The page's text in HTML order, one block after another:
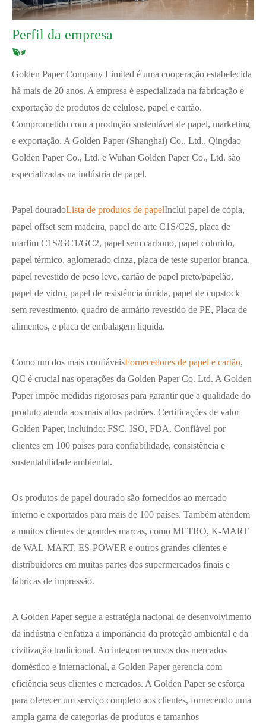
Perfil da empresa
Golden Paper Company Limited é uma cooperação estabelecida
há mais de 20 anos. A empresa é especializada na fabricação e
exportação de produtos de celulose, papel e cartão.
Comprometido com a produção sustentável de papel, marketing
e exportação. A Golden Paper (Shanghai) Co., Ltd., Qingdao
Golden Paper Co., Ltd. e Wuhan Golden Paper Co., Ltd. são
especializadas na indústria de papel.
Papel douradoLista de produtos de papelInclui papel de cópia,
papel offset sem madeira, papel de arte C1S/C2S, placa de
marfim C1S/GC1/GC2, papel sem carbono, papel colorido,
papel térmico, aglomerado cinza, placa de teste superior branca,
papel revestido de peso leve, cartão de papel preto/papelão,
papel de vidro, papel de resistência úmida, papel de cupstock
sem revestimento, quadro de armário revestido de PE, Placa de
alimentos, e placa de embalagem líquida.
Como um dos mais confiáveisFornecedores de papel e cartão,
QC é crucial nas operações da Golden Paper Co. Ltd. A Golden
Paper impõe medidas rigorosas para garantir que a qualidade do
produto atenda aos mais altos padrões. Certificações de valor
Golden Paper, incluindo: FSC, ISO, FDA. Confiável por
clientes em 100 países para confiabilidade, consistência e
sustentabilidade ambiental.
Os produtos de papel dourado são fornecidos ao mercado
interno e exportados para mais de 100 países. Também atendem
a muitos clientes de grandes marcas, como METRO, K-MART
de WAL-MART, ES-POWER e outros grandes clientes e
distribuidores em muitas partes dos supermercados finais e
fábricas de impressão.
A Golden Paper segue a estratégia nacional de desenvolvimento
da indústria e enfatiza a importância da proteção ambiental e da
civilização tradicional. Ao integrar recursos dos mercados
doméstico e internacional, a Golden Paper gerencia com
eficiência seus clientes e mercados. A Golden Paper se esforça
para oferecer um serviço completo aos clientes, fornecendo uma
ampla gama de categorias de produtos e tamanhos